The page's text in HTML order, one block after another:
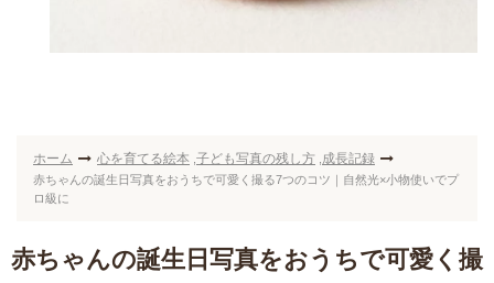
ホーム 心を育てる絵本 子ども写真の残し方 成長記録
赤ちゃんの誕生日写真をおうちで可愛く撮る7つのコツ｜自然光×小物使いでプ
ロ級に
赤ちゃんの誕生日写真をおうちで可愛く撮